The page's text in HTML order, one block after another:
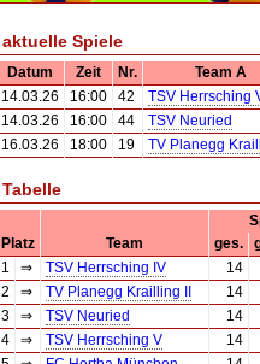
aktuelle Spiele
Datum Zeit Nr.
Team A
14.03.26
16:00 42
TSV Herrsching
14.03.26
16:00 44
TSV Neuried
16.03.26
18:00 19 TV Planegg
Tabelle
Platz
Team ges.
1
⇒ TSV Herrsching IV
14
2
⇒ TV Planegg Krailling II
14
3
⇒ TSV Neuried
14
4
⇒ TSV Herrsching V
14